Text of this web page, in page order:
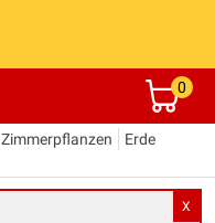
0
Zimmerpflanzen
Erde
X